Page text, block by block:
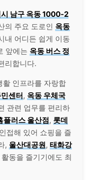
남구 옥동 1000-2
의 주요 도로인 옥동
내 어디든 쉽게 이동
앞에는 옥동 버스 정
리합니다.
인프라를 자랑합
센터, 옥동 우체국
관련 업무를 편리하
플러스 울산점, 롯데
접해 있어 쇼핑을 즐
, 울산대공원, 태화강
동을 즐기기에도 최